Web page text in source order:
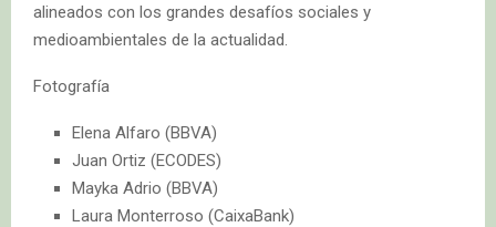
alineados con los grandes desafíos sociales y
medioambientales de la actualidad.
Fotografía
Elena Alfaro (BBVA)
Juan Ortiz (ECODES)
Mayka Adrio (BBVA)
Laura Monterroso (CaixaBank)